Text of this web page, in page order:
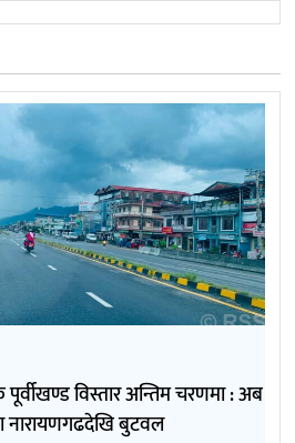
विस्तार अन्तिम चरणमा : अब
नारायणगढदेखि बुटवल